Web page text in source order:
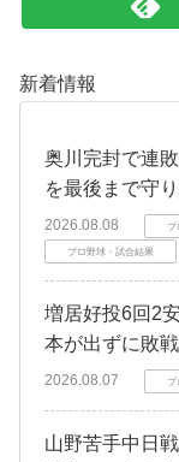
新着情報
奥川完封で連
を最後まで守り
2026.08.08 プ
プロ野球・試合結果
増居好投6回2
本が出ずに敗戦
2026.08.07 プ
山野苦手中日